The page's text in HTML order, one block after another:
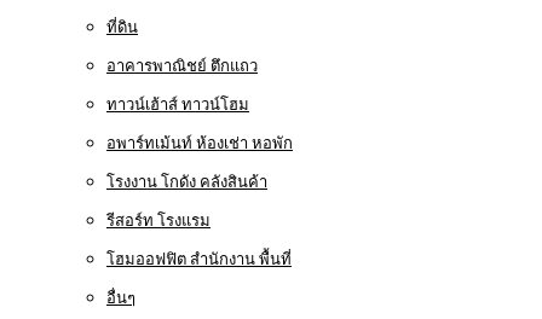
ที่ดิน
อาคารพาณิชย์ ตึกแถว
ทาวน์เฮ้าส์ ทาวน์โฮม
อพาร์ทเม้นท์ ห้องเช่า หอพัก
โรงงาน โกดัง คลังสินค้า
รีสอร์ท โรงแรม
โฮมออฟฟิต สำนักงาน พื้นที่
อื่นๆ